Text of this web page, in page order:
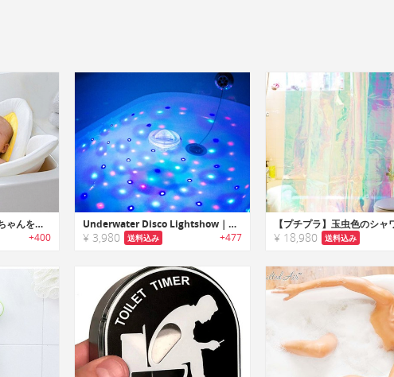
【プチプラ】シンクで赤ちゃんを入浴させられるフラワー型シャワーマット
+400
Underwater Disco Lightshow｜バスルームをディスコのようにライトアップするディスコライト
¥ 3,980 送料込み +477 ¥ 18,980 送料込み